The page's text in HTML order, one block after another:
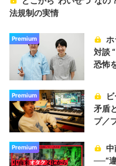
法規制の実情
Premium
ホ
対談
恐怖
Premium
矛盾
プ／
Premium
中
──“